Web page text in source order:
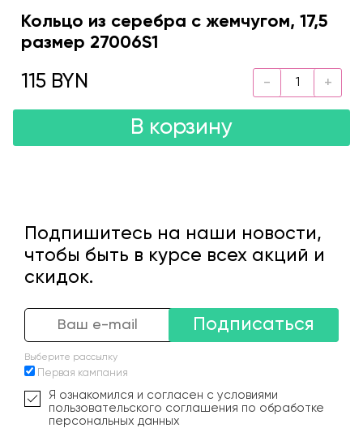
Кольцо из серебра с жемчугом, 17,5
размер 27006S1
115 BYN
В корзину
Подпишитесь на наши новости,
чтобы быть в курсе всех акций и
скидок.
Подписаться
Выберите рассылку
Первая кампания
Я ознакомился и согласен с условиями
пользовательского соглашения по обработке
персональных данных